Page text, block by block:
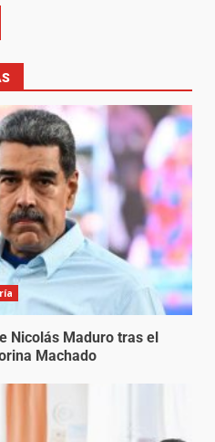
Nicolás Maduro tras el
Machado